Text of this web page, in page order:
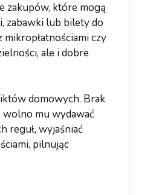
zakupów, które mogą
zabawki lub bilety do
czy
ale i dobre
domowych. Brak
wolno mu wydawać
reguł, wyjaśniać
pilnując